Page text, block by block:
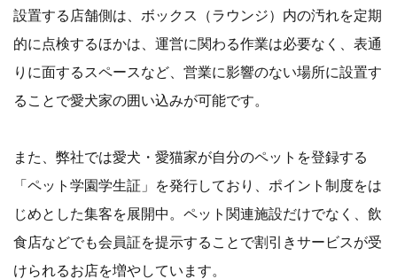
設置する店舗側は、ボックス（ラウンジ）内の汚れを定期
的に点検するほかは、運営に関わる作業は必要なく、表通
りに面するスペースなど、営業に影響のない場所に設置す
ることで愛犬家の囲い込みが可能です。
また、弊社では愛犬・愛猫家が自分のペットを登録する
「ペット学園学生証」を発行しており、ポイント制度をは
じめとした集客を展開中。ペット関連施設だけでなく、飲
食店などでも会員証を提示することで割引きサービスが受
けられるお店を増やしています。